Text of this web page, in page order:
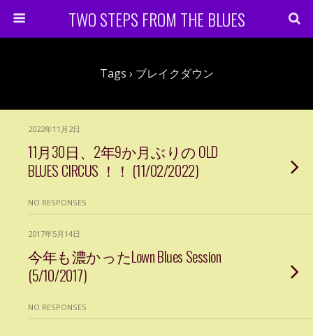
TWO STEPS FROM THE BLUES
Tags › ブレイクダウン
2022年11月2日
11月30日、2年9か月ぶりの OLD
BLUES CIRCUS ！！ (11/02/2022)
NO RESPONSES
2017年5月14日
今年も濃かったLown Blues Session
(5/10/2017)
NO RESPONSES